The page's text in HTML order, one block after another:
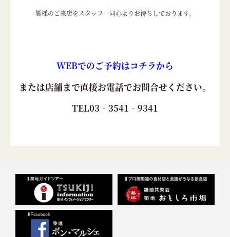
皆様のご来店をスタッフ一同心よりお待ちしております。
WEBでのご予約はコチラから
または店舗まで直接お電話でお問合せください。
TEL03‐3541‐9341